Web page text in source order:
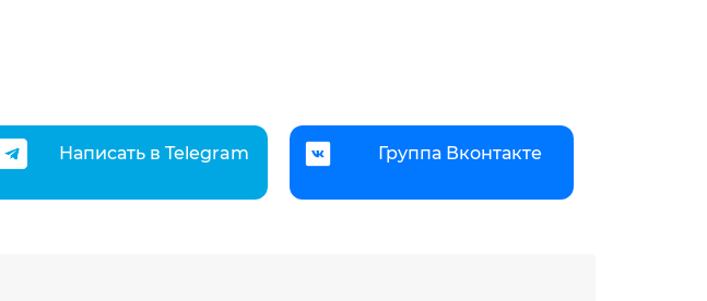
Написать в Telegram Группа Вконтакте